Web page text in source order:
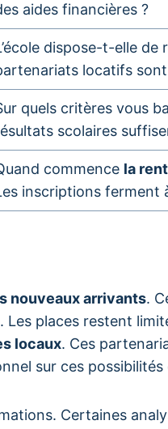
aides financières ?
dispose-t-elle de
locatifs
quels critères vous
scolaires
commence la
inscriptions ferment
nouveaux arrivants.
places restent
locaux. Ces
sur ces possibilités
Certaines